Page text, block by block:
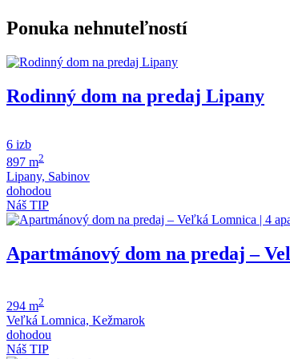
Ponuka nehnuteľností
Rodinný dom na predaj Lipany
6 izb
897 m2
Lipany, Sabinov
dohodou
Náš TIP
Apartmánový dom na predaj –
294 m2
Veľká Lomnica, Kežmarok
dohodou
Náš TIP